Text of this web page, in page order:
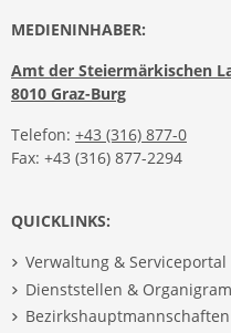
MEDIENINHABER:
Amt der Steiermärkischen
8010 Graz-Burg
Telefon: +43 (316) 877-0
Fax: +43 (316) 877-2294
QUICKLINKS:
Verwaltung & Serviceportal
Dienststellen &
Bezirkshauptmannschaften